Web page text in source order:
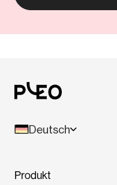
Deutsch
Produkt